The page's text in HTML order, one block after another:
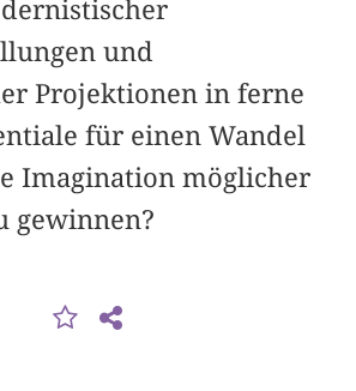
und
Projektionen in ferne
für einen Wandel
Imagination möglicher
gewinnen?